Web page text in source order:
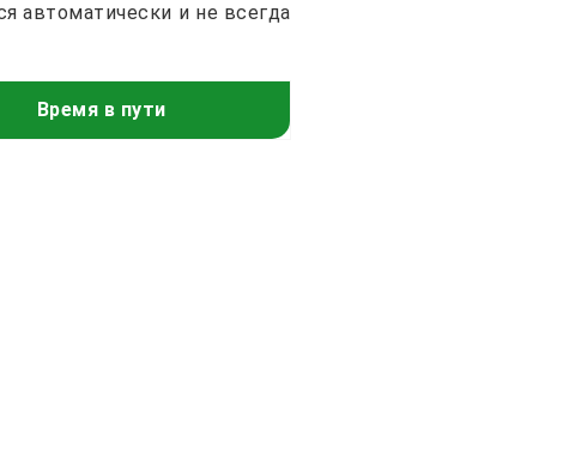
автоматически и не всегда
Время в пути